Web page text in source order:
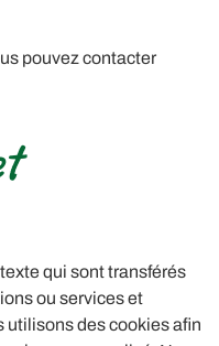
pouvez contacter
qui sont transférés
ou services et
utilisons des cookies afin